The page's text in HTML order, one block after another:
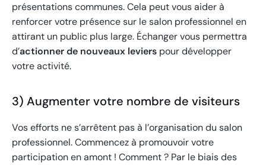
présentations communes. Cela peut vous aider à
renforcer votre présence sur le salon professionnel en
attirant un public plus large. Échanger vous permettra
d’actionner de nouveaux leviers pour développer
votre activité.
3) Augmenter votre nombre de visiteurs
Vos efforts ne s’arrêtent pas à l’organisation du salon
professionnel. Commencez à promouvoir votre
participation en amont ! Comment ? Par le biais des